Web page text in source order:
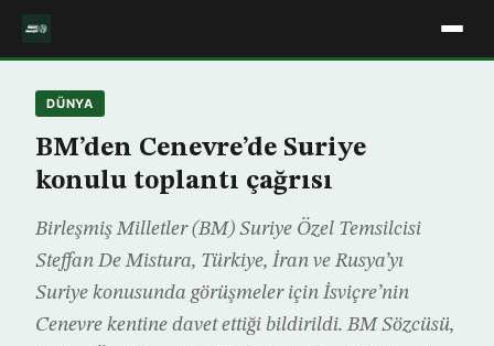
DÜNYA
BM’den Cenevre’de Suriye
konulu toplantı çağrısı
Birleşmiş Milletler (BM) Suriye Özel Temsilcisi
Steffan De Mistura, Türkiye, İran ve Rusya’yı
Suriye konusunda görüşmeler için İsviçre’nin
Cenevre kentine davet ettiği bildirildi. BM Sözcüsü,